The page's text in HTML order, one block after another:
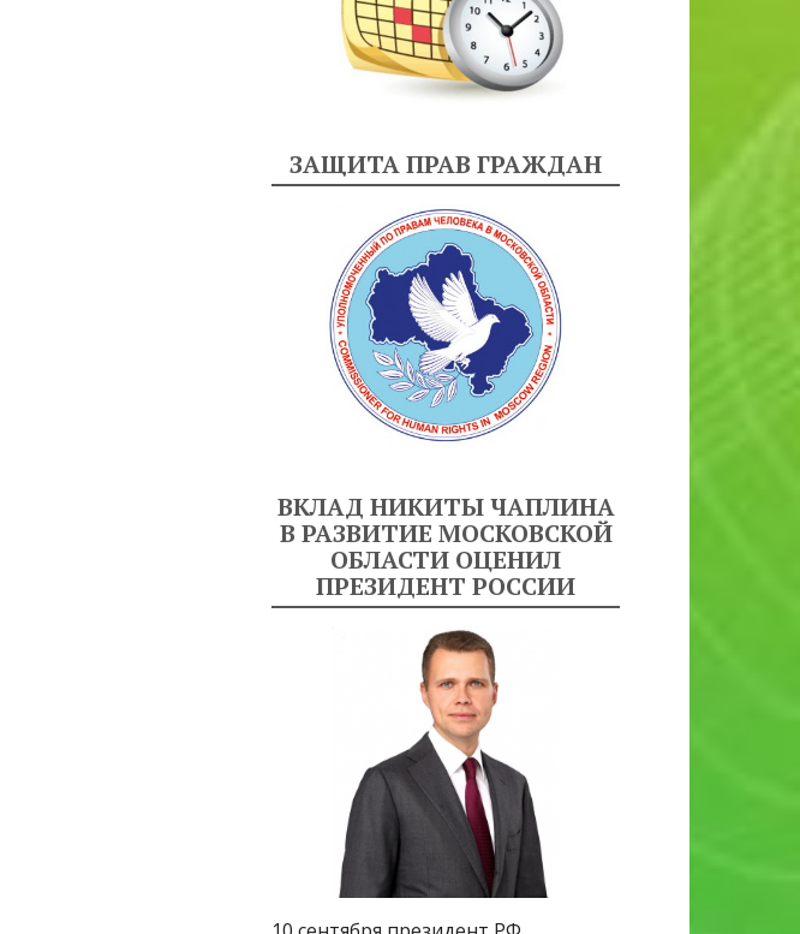
ЗАЩИТА ПРАВ ГРАЖДАН
ВКЛАД НИКИТЫ ЧАПЛИНА
В РАЗВИТИЕ МОСКОВСКОЙ
ОБЛАСТИ ОЦЕНИЛ
ПРЕЗИДЕНТ РОССИИ